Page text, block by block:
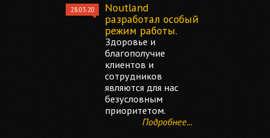
28.03.20
Noutland
разработал особый
режим работы.
Здоровье и
благополучие
клиентов и
сотрудников
являются для нас
безусловным
приоритетом.
Подробнее...